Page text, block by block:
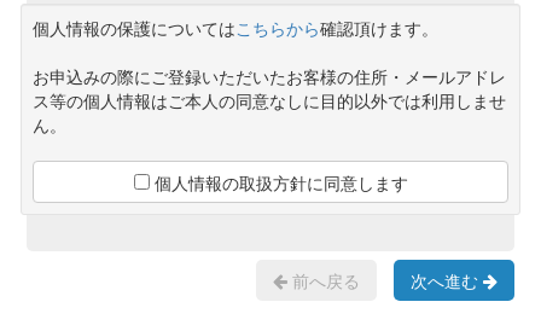
個人情報の保護についてはこちらから確認頂けます。
お申込みの際にご登録いただいたお客様の住所・メールアドレ
ス等の個人情報はご本人の同意なしに目的以外では利用しませ
ん。
個人情報の取扱方針に同意します
前へ戻る 次へ進む